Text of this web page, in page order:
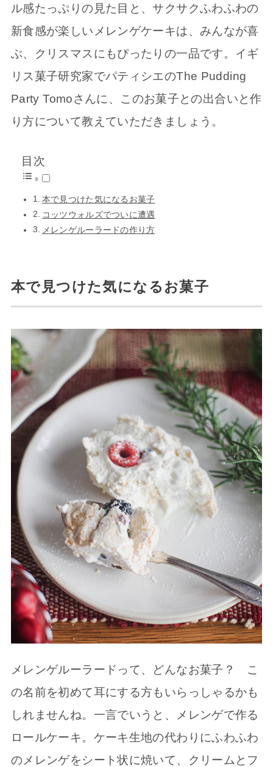
ル感たっぷりの見た目と、サクサクふわふわの
新食感が楽しいメレンゲケーキは、みんなが喜
ぶ、クリスマスにもぴったりの一品です。イギ
リス菓子研究家でパティシエのThe Pudding
Party Tomoさんに、このお菓子との出合いと作
り方について教えていただきましょう。
目次
本で見つけた気になるお菓子
コッツウォルズでついに遭遇
メレンゲルーラードの作り方
本で見つけた気になるお菓子
メレンゲルーラードって、どんなお菓子？ こ
の名前を初めて耳にする方もいらっしゃるかも
しれませんね。一言でいうと、メレンゲで作る
ロールケーキ。ケーキ生地の代わりにふわふわ
のメレンゲをシート状に焼いて、クリームとフ